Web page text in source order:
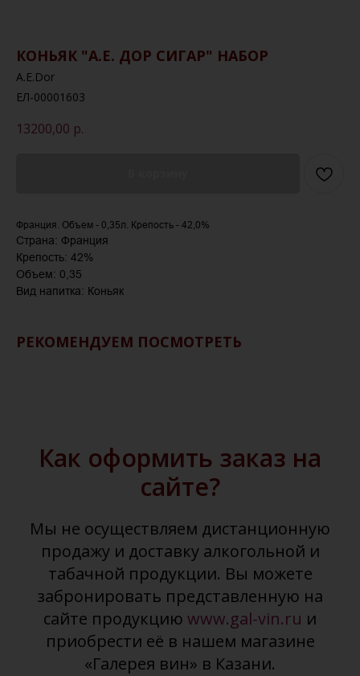
КОНЬЯК "А.Е. ДОР СИГАР" НАБОР
A.E.Dor
ЕЛ-00001603
13200,00 р.
Франция. Объем - 0,35л. Крепость - 42,0%
Страна: Франция
Крепость: 42%
Объем: 0,35
Вид напитка: Коньяк
РЕКОМЕНДУЕМ ПОСМОТРЕТЬ
Как оформить заказ на
сайте?
Мы не осуществляем дистанционную
продажу и доставку алкогольной и
табачной продукции. Вы можете
забронировать представленную на
сайте продукцию www.gal-vin.ru и
приобрести её в нашем магазине
«Галерея вин» в Казани.